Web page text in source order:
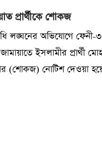
প্রার্থীকে শোকজ
লঙ্ঘনের অভিযোগে ফেনী-৩
ইসলামীর প্রার্থী
(শোকজ) নোটিশ দেওয়া